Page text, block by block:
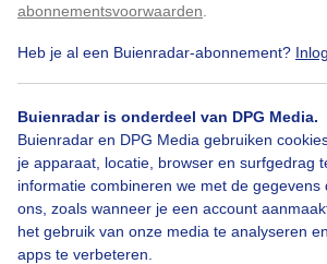
abonnementsvoorwaarden
Heb je al een Buienradar-abonnement?
Buienradar is onderdeel van DPG Media.
Buienradar en DPG Media gebruiken
je apparaat, locatie, browser en surfgedrag
informatie combineren we met de gegevens
ons, zoals wanneer je een account
het gebruik van onze media te analyseren
apps te verbeteren.
Lekkerzonnigweer Goedinsmeren
Bekijk slideshow